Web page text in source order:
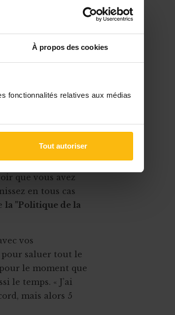
À propos des cookies
fonctionnalités relatives aux médias
Tout autoriser
disponible.
of missing out », la
naturelle à la
deux fois par jour,
fixé un
l’agenda, il fait
que vous avez
en tous cas
la "Politique de la
vos
saluer tout le
le moment que
le temps. « J’ai
mais alors 5